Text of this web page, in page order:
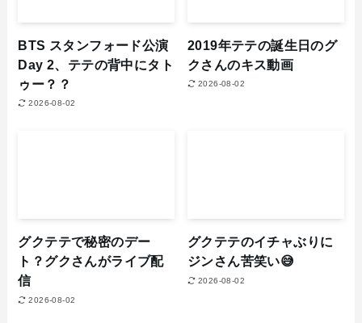
BTS スタンフォード公演
Day 2、テテの背中にタト
ゥー？？
2026-08-02
2019年テテの誕生日のグ
クさんのキス動画
2026-08-02
グクテテで秘密のデー
ト？グクさんがライブ配
信
2026-08-02
グクテテのイチャぶりに
ジンさん苦笑い😅
2026-08-02